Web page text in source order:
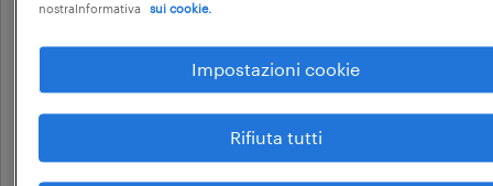
corso ifts consulente tecnico
logistico-commerciale (f/m/nb)
brescia, lombardia
nostraInformativa
sui cookie.
Impostazioni cookie
Rifiuta tutti